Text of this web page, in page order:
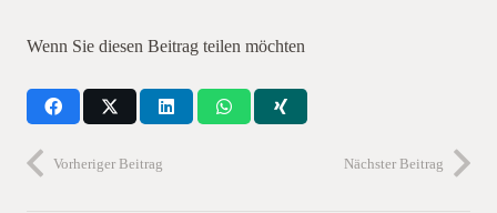
Wenn Sie diesen Beitrag teilen möchten
Vorheriger Beitrag Nächster Beitrag